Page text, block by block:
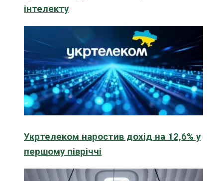
інтелекту
Укртелеком наростив дохід на 12,6% у
першому півріччі